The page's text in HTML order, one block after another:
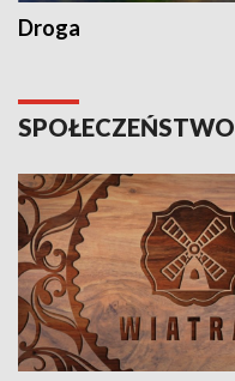
Droga
SPOŁECZEŃSTWO